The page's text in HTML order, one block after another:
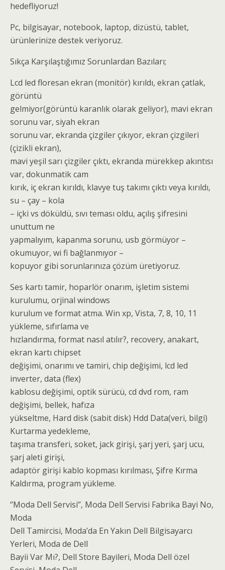
hedefliyoruz!
Pc, bilgisayar, notebook, laptop, dizüstü, tablet,
ürünlerinize destek veriyoruz.
Sıkça Karşılaştığımız Sorunlardan Bazıları;
Lcd led floresan ekran (monitör) kırıldı, ekran çatlak,
görüntü
gelmiyor(görüntü karanlık olarak geliyor), mavi ekran
sorunu var, siyah ekran
sorunu var, ekranda çizgiler çıkıyor, ekran çizgileri
(çizikli ekran),
mavi yeşil sarı çizgiler çıktı, ekranda mürekkep akıntısı
var, dokunmatik cam
kırık, iç ekran kırıldı, klavye tuş takımı çıktı veya kırıldı,
su – çay – kola
– içki vs döküldü, sıvı teması oldu, açılış şifresini
unuttum ne
yapmalıyım, kapanma sorunu, usb görmüyor –
okumuyor, wi fi bağlanmıyor –
kopuyor gibi sorunlarınıza çözüm üretiyoruz.
Ses kartı tamir, hoparlör onarım, işletim sistemi
kurulumu, orjinal windows
kurulum ve format atma. Win xp, Vista, 7, 8, 10, 11
yükleme, sıfırlama ve
hızlandırma, format nasıl atılır?, recovery, anakart,
ekran kartı chipset
değişimi, onarımı ve tamiri, chip değişimi, lcd led
inverter, data (flex)
kablosu değişimi, optik sürücü, cd dvd rom, ram
değişimi, bellek, hafıza
yükseltme, Hard disk (sabit disk) Hdd Data(veri, bilgi)
Kurtarma yedekleme,
taşıma transferi, soket, jack girişi, şarj yeri, şarj ucu,
şarj aleti girişi,
adaptör girişi kablo kopması kırılması, Şifre Kırma
Kaldırma, program yükleme.
‘’Moda Dell Servisi’’, Moda Dell Servisi Fabrika Bayi No,
Moda
Dell Tamircisi, Moda’da En Yakın Dell Bilgisayarcı
Yerleri, Moda de Dell
Bayii Var Mı?, Dell Store Bayileri, Moda Dell özel